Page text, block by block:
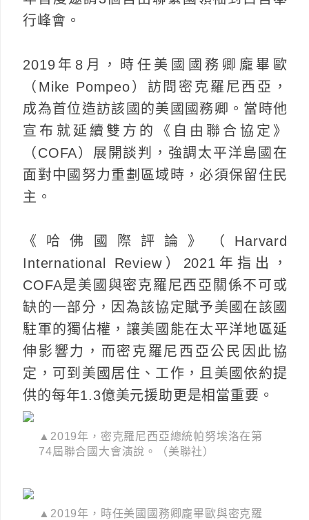
行峰會。
2019年8月，時任美國國務卿龐畢歐
（Mike Pompeo）訪問密克羅尼西亞，
成為首位造訪該國的美國國務卿。當時他
宣布就延續雙方的《自由聯合協定》
（COFA）展開談判，強調太平洋島國在
面對中國努力重劃區域時，必須保留住民
主。
《哈佛國際評論》（Harvard
International Review）2021年指出，
COFA是美國與密克羅尼西亞關係不可或
缺的一部分，因為該協定賦予美國在該國
駐軍的獨佔權，讓美國能在太平洋地區延
伸影響力，而密克羅尼西亞公民因此協
定，可到美國居住、工作，且美國依約提
供的每年1.3億美元援助更是相當重要。
▲2019年，密克羅尼西亞總統帕努埃洛在第
74屆聯合國大會演說。（美聯社）
▲2019年，時任美國國務卿龐畢歐與密克羅